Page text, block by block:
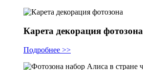
Карета декорация фотозона
Подробнее >>